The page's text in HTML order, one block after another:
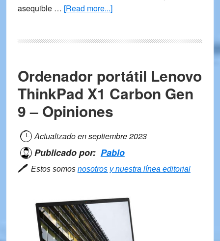
asequible … [Read more...]about
ANSTA
S6
–
Opiniones
y
Ordenador portátil Lenovo
ThinkPad X1 Carbon Gen
9 – Opiniones
Actualizado enseptiembre 2023
Publicado por: Pablo
🖊 Estos somos nosotros y nuestra línea editorial